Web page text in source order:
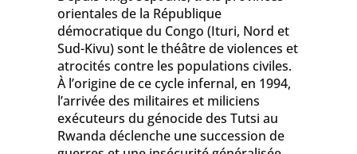
orientales de la République
démocratique du Congo (Ituri, Nord et
Sud-Kivu) sont le théâtre de violences et
atrocités contre les populations civiles.
À l’origine de ce cycle infernal, en 1994,
l’arrivée des militaires et miliciens
exécuteurs du génocide des Tutsi au
Rwanda déclenche une succession de